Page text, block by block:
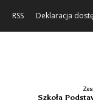
RSS Deklaracja
Szkoła